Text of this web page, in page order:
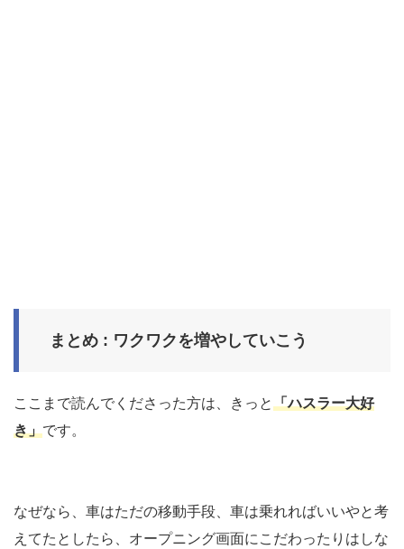
まとめ : ワクワクを増やしていこう
ここまで読んでくださった方は、きっと「ハスラー大好
き」です。
なぜなら、車はただの移動手段、車は乗れればいいやと考
えてたとしたら、オープニング画面にこだわったりはしな